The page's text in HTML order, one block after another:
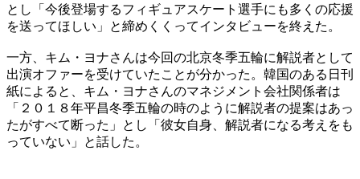
とし「今後登場するフィギュアスケート選手にも多くの応援
を送ってほしい」と締めくくってインタビューを終えた。
一方、キム・ヨナさんは今回の北京冬季五輪に解説者として
出演オファーを受けていたことが分かった。韓国のある日刊
紙によると、キム・ヨナさんのマネジメント会社関係者は
「２０１８年平昌冬季五輪の時のように解説者の提案はあっ
たがすべて断った」とし「彼女自身、解説者になる考えをも
っていない」と話した。